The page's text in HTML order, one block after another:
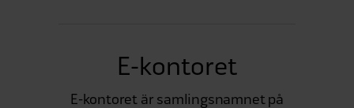
E-kontoret
E-kontoret är samlingsnamnet på